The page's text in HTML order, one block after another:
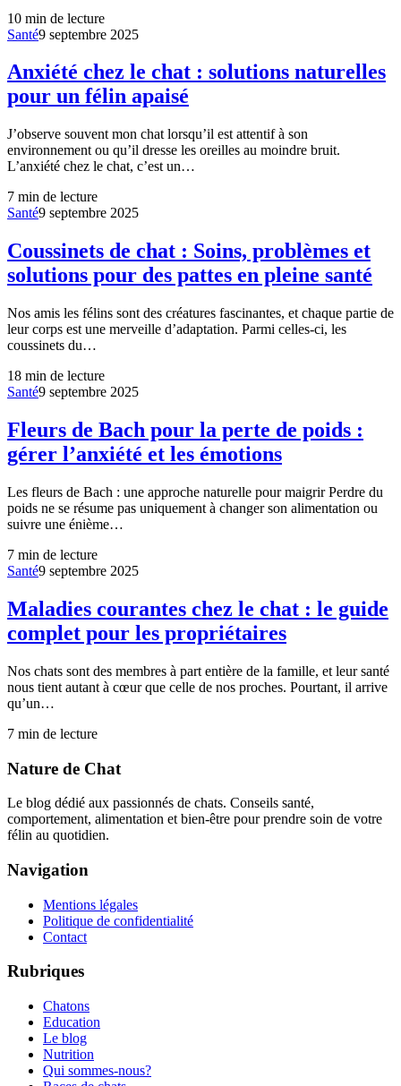
10 min de lecture
Santé9 septembre 2025
Anxiété chez le chat : solutions naturelles
pour un félin apaisé
J’observe souvent mon chat lorsqu’il est attentif à son
environnement ou qu’il dresse les oreilles au moindre bruit.
L’anxiété chez le chat, c’est un…
7 min de lecture
Santé9 septembre 2025
Coussinets de chat : Soins, problèmes et
solutions pour des pattes en pleine santé
Nos amis les félins sont des créatures fascinantes, et chaque partie de
leur corps est une merveille d’adaptation. Parmi celles-ci, les
coussinets du…
18 min de lecture
Santé9 septembre 2025
Fleurs de Bach pour la perte de poids :
gérer l’anxiété et les émotions
Les fleurs de Bach : une approche naturelle pour maigrir Perdre du
poids ne se résume pas uniquement à changer son alimentation ou
suivre une énième…
7 min de lecture
Santé9 septembre 2025
Maladies courantes chez le chat : le guide
complet pour les propriétaires
Nos chats sont des membres à part entière de la famille, et leur santé
nous tient autant à cœur que celle de nos proches. Pourtant, il arrive
qu’un…
7 min de lecture
Nature de Chat
Le blog dédié aux passionnés de chats. Conseils santé,
comportement, alimentation et bien-être pour prendre soin de votre
félin au quotidien.
Navigation
Mentions légales
Politique de confidentialité
Contact
Rubriques
Chatons
Education
Le blog
Nutrition
Qui sommes-nous?